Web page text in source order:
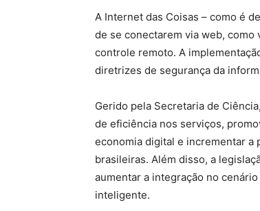
A Internet das Coisas – como é
de se conectarem via web,
controle remoto. A
diretrizes de segurança da
Gerido pela Secretaria de
de eficiência nos serviços,
economia digital e incrementar a
brasileiras. Além disso, a
aumentar a integração no
inteligente.